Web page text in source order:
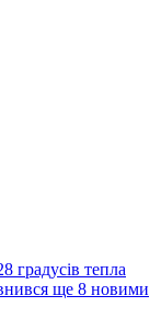
градусів тепла
ще 8 новими